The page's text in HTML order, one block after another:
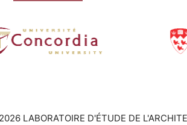
LABORATOIRE D'ÉTUDE DE